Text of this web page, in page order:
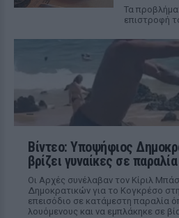
Τα
επιστροφή
Βίντεο: Υποψήφιος
βρίζει γυναίκες σε
Οι Αρχές συνέλαβαν τον Κίριλ
Δημοκρατικών για το Κογκρέσο
επεισόδιο σε κατάμεστη παραλία
λουόμενους και να εμπλάκηκε σε